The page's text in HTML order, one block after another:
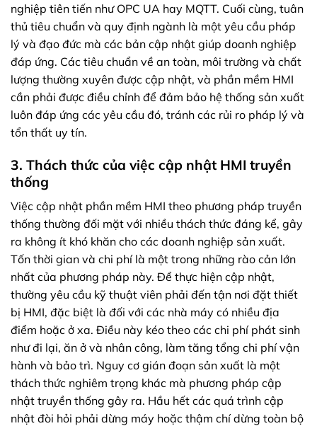
nghiệp tiên tiến như OPC UA hay MQTT. Cuối cùng, tuân
thủ tiêu chuẩn và quy định ngành là một yêu cầu pháp
lý và đạo đức mà các bản cập nhật giúp doanh nghiệp
đáp ứng. Các tiêu chuẩn về an toàn, môi trường và chất
lượng thường xuyên được cập nhật, và phần mềm HMI
cần phải được điều chỉnh để đảm bảo hệ thống sản xuất
luôn đáp ứng các yêu cầu đó, tránh các rủi ro pháp lý và
tổn thất uy tín.
3. Thách thức của việc cập nhật HMI truyền
thống
Việc cập nhật phần mềm HMI theo phương pháp truyền
thống thường đối mặt với nhiều thách thức đáng kể, gây
ra không ít khó khăn cho các doanh nghiệp sản xuất.
Tốn thời gian và chi phí là một trong những rào cản lớn
nhất của phương pháp này. Để thực hiện cập nhật,
thường yêu cầu kỹ thuật viên phải đến tận nơi đặt thiết
bị HMI, đặc biệt là đối với các nhà máy có nhiều địa
điểm hoặc ở xa. Điều này kéo theo các chi phí phát sinh
như đi lại, ăn ở và nhân công, làm tăng tổng chi phí vận
hành và bảo trì. Nguy cơ gián đoạn sản xuất là một
thách thức nghiêm trọng khác mà phương pháp cập
nhật truyền thống gây ra. Hầu hết các quá trình cập
nhật đòi hỏi phải dừng máy hoặc thậm chí dừng toàn bộ